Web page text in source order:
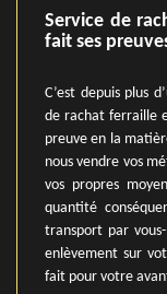
Service de
fait ses
C’est depuis plus
de rachat ferraille
preuve en la
nous vendre vos
vos propres
quantité
transport par
enlèvement sur
fait pour votre